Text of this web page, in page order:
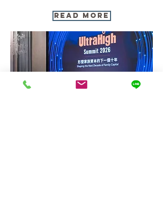
Read More